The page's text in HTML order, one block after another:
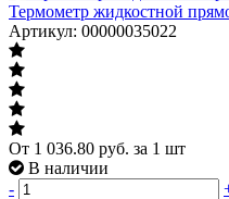
Термометр жидкостной
Артикул: 00000035022
От 1 036.80 руб. за 1 шт
В наличии
-